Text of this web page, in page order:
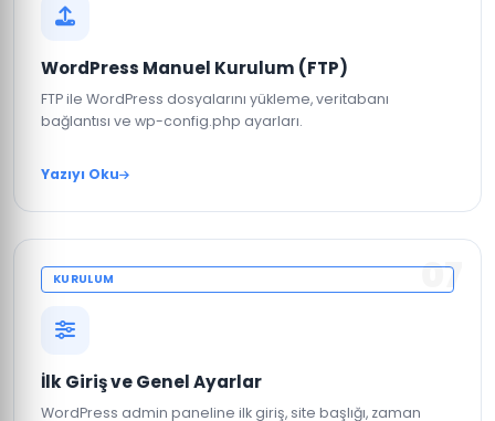
WordPress Manuel Kurulum (FTP)
FTP ile WordPress dosyalarını yükleme, veritabanı
bağlantısı ve wp-config.php ayarları.
Yazıyı Oku
07
KURULUM
İlk Giriş ve Genel Ayarlar
WordPress admin paneline ilk giriş, site başlığı, zaman